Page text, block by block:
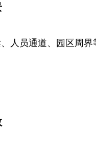
人员通道、园区周界